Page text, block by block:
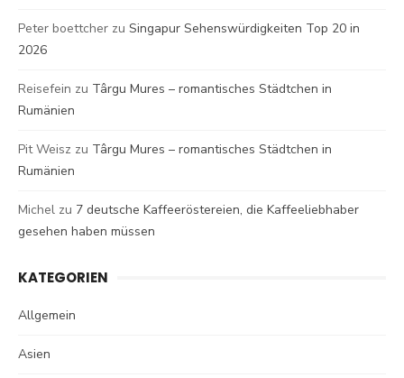
Peter boettcher zu Singapur Sehenswürdigkeiten Top 20 in
2026
Reisefein zu Târgu Mures – romantisches Städtchen in
Rumänien
Pit Weisz zu Târgu Mures – romantisches Städtchen in
Rumänien
Michel zu 7 deutsche Kaffeeröstereien, die Kaffeeliebhaber
gesehen haben müssen
KATEGORIEN
Allgemein
Asien